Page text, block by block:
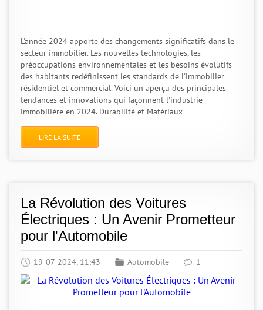
L'année 2024 apporte des changements significatifs dans le
secteur immobilier. Les nouvelles technologies, les
préoccupations environnementales et les besoins évolutifs
des habitants redéfinissent les standards de l'immobilier
résidentiel et commercial. Voici un aperçu des principales
tendances et innovations qui façonnent l'industrie
immobilière en 2024. Durabilité et Matériaux
LIRE LA SUITE
La Révolution des Voitures
Électriques : Un Avenir Prometteur
pour l'Automobile
19-07-2024, 11:43 Automobile 1